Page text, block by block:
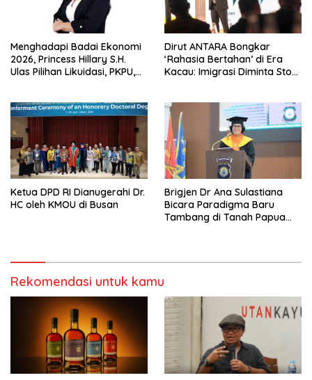
Menghadapi Badai Ekonomi
2026, Princess Hillary S.H.
Ulas Pilihan Likuidasi, PKPU,
Dirut ANTARA Bongkar
‘Rahasia Bertahan’ di Era
Kacau: Imigrasi Diminta Stop
Ketua DPD RI Dianugerahi Dr.
HC oleh KMOU di Busan
Brigjen Dr Ana Sulastiana
Bicara Paradigma Baru
Tambang di Tanah Papua
Rekomendasi untuk kamu